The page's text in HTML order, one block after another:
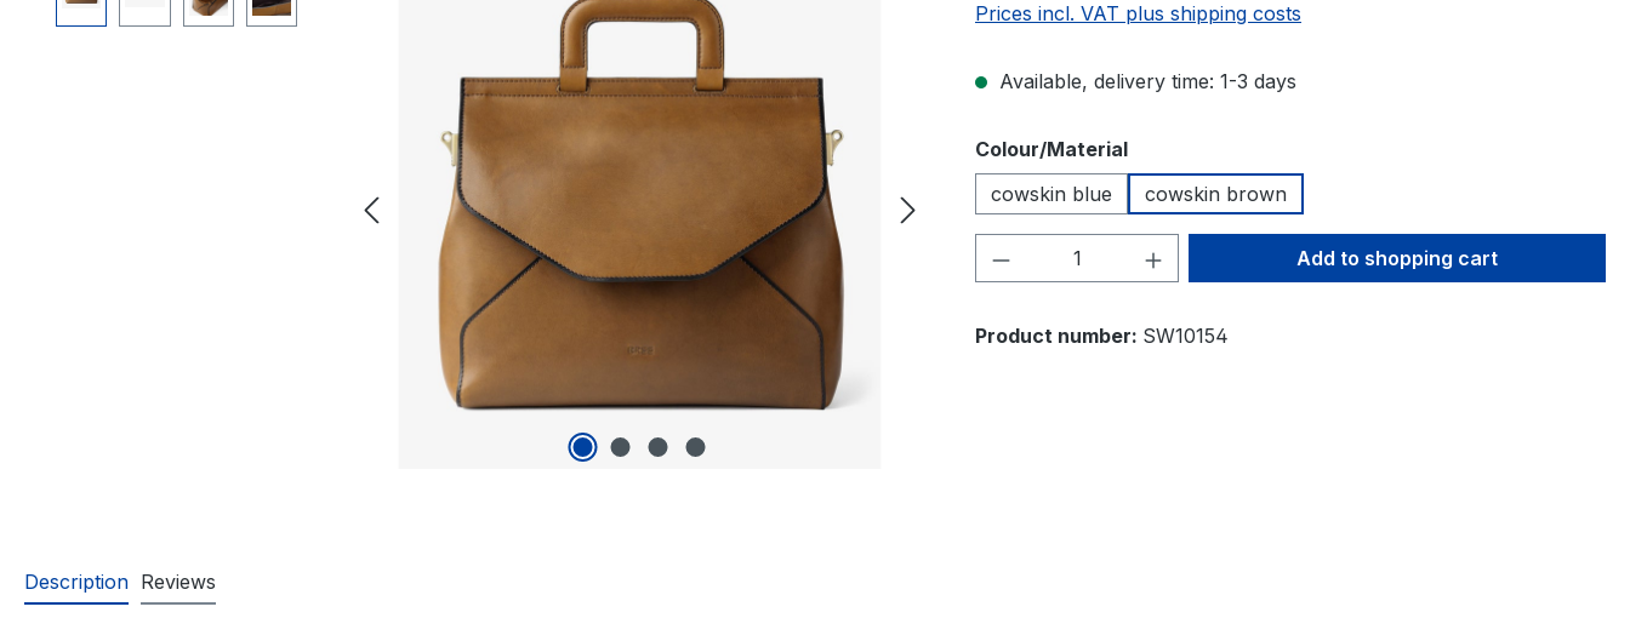
Prices incl. VAT plus shipping costs
Available, delivery time: 1-3 days
Select
Colour/Material
cowskin blue
cowskin brown
Product Quantity: Enter the desired amount
Add to shopping cart
Product number: SW10154
Description Reviews